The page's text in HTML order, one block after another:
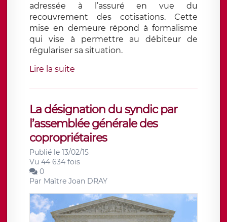
adressée à l’assuré en vue du
recouvrement des cotisations. Cette
mise en demeure répond à formalisme
qui vise à permettre au débiteur de
régulariser sa situation.
Lire la suite
La désignation du syndic par
l’assemblée générale des
copropriétaires
Publié le 13/02/15
Vu 44 634 fois
0
Par Maître Joan DRAY